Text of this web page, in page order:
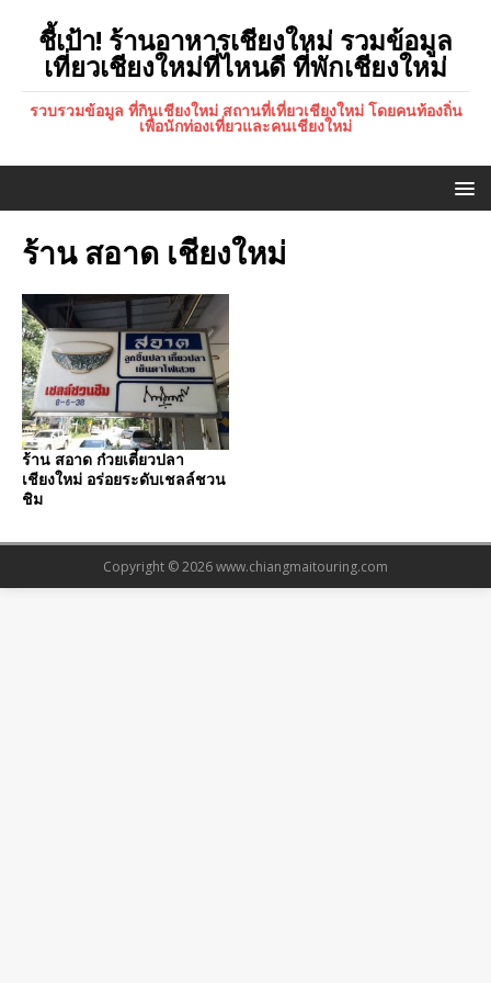
ชี้เป้า! ร้านอาหารเชียงใหม่ รวมข้อมูล
เที่ยวเชียงใหม่ที่ไหนดี ที่พักเชียงใหม่
รวบรวมข้อมูล ที่กินเชียงใหม่ สถานที่เที่ยวเชียงใหม่ โดยคนท้องถิ่น
เพื่อนักท่องเที่ยวและคนเชียงใหม่
ร้าน สอาด เชียงใหม่
ร้าน สอาด ก๋วยเตี๋ยวปลา
เชียงใหม่ อร่อยระดับเชลล์ชวน
ชิม
Copyright © 2026www.chiangmaitouring.com